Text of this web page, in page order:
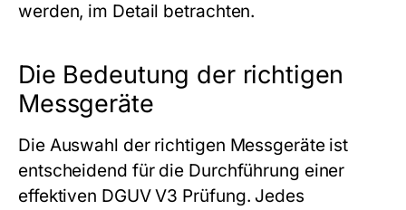
werden, im Detail betrachten.
Die Bedeutung der richtigen
Messgeräte
Die Auswahl der richtigen Messgeräte ist
entscheidend für die Durchführung einer
effektiven DGUV V3 Prüfung. Jedes